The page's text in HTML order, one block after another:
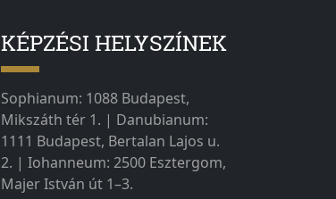
KÉPZÉSI HELYSZÍNEK
Sophianum: 1088 Budapest,
Mikszáth tér 1. | Danubianum:
1111 Budapest, Bertalan Lajos u.
2. | Iohanneum: 2500 Esztergom,
Majer István út 1–3.